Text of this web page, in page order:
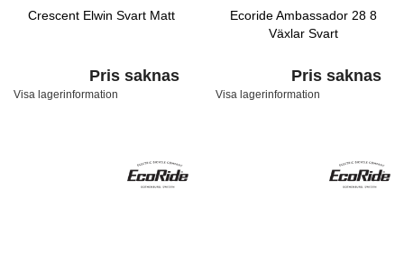
Crescent Elwin Svart Matt
Pris saknas
Visa lagerinformation
Ecoride Ambassador 28 8
Växlar Svart
Pris saknas
Visa lagerinformation